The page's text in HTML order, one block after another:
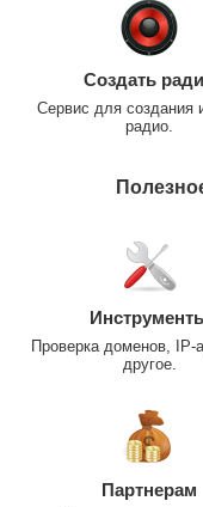
Создать
Сервис для создания
радио.
Проверка доменов, IP-
другое.
Партнерам